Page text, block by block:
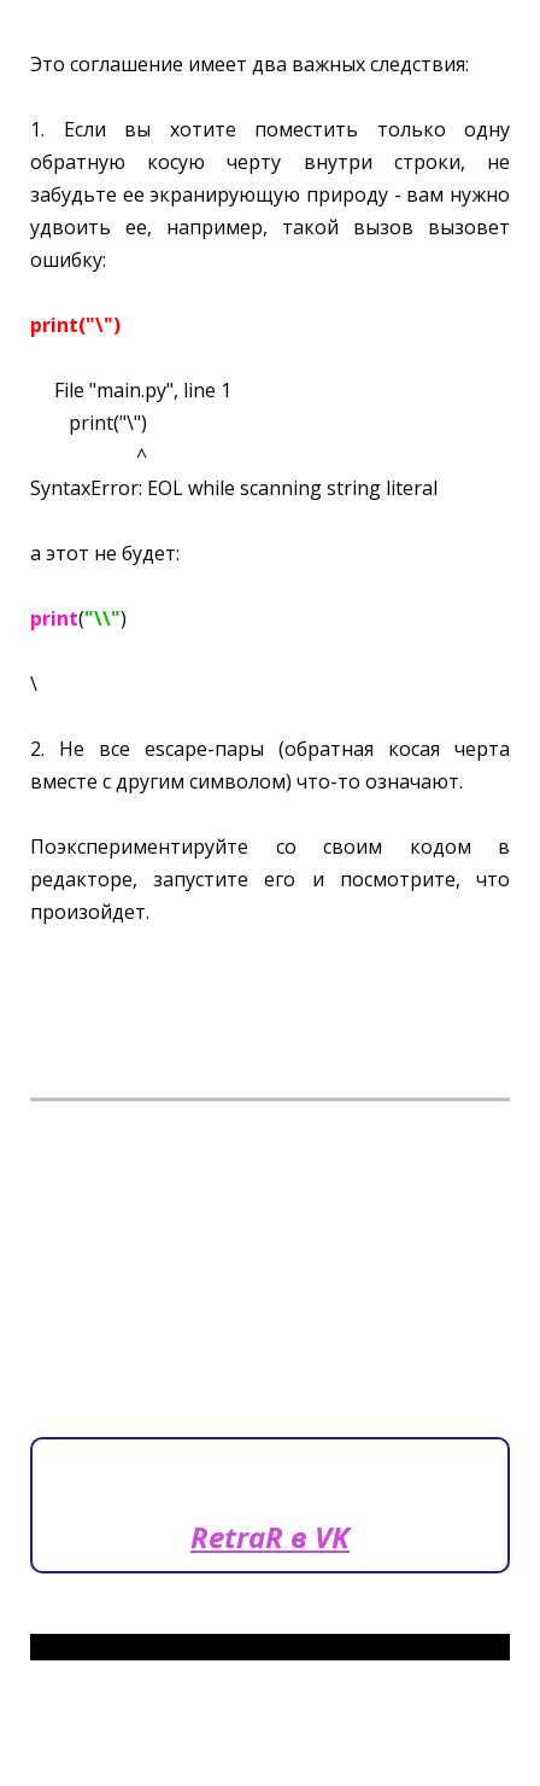
Это соглашение имеет два важных следствия:
1. Если вы хотите поместить только одну
обратную косую черту внутри строки, не
забудьте ее экранирующую природу - вам нужно
удвоить ее, например, такой вызов вызовет
ошибку:
print("\")
File "main.py", line 1
print("\")
^
SyntaxError: EOL while scanning string literal
а этот не будет:
print("\\")
\
2. Не все escape-пары (обратная косая черта
вместе с другим символом) что-то означают.
Поэкспериментируйте со своим кодом в
редакторе, запустите его и посмотрите, что
произойдет.
RetraR в VK